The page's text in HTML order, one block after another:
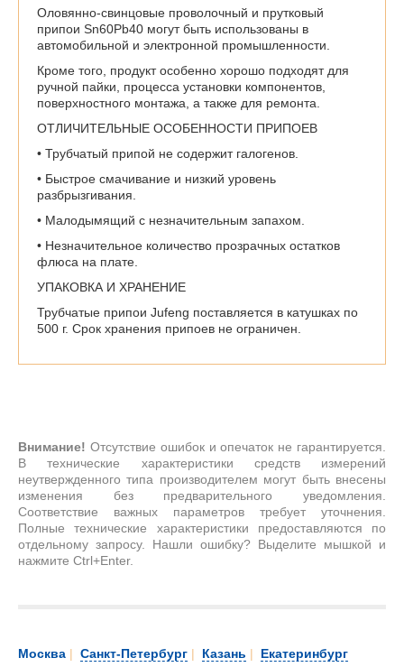
Оловянно-свинцовые проволочный и прутковый
припои Sn60Pb40 могут быть использованы в
автомобильной и электронной промышленности.
Кроме того, продукт особенно хорошо подходят для
ручной пайки, процесса установки компонентов,
поверхностного монтажа, а также для ремонта.
ОТЛИЧИТЕЛЬНЫЕ ОСОБЕННОСТИ ПРИПОЕВ
• Трубчатый припой не содержит галогенов.
• Быстрое смачивание и низкий уровень
разбрызгивания.
• Малодымящий с незначительным запахом.
• Незначительное количество прозрачных остатков
флюса на плате.
УПАКОВКА И ХРАНЕНИЕ
Трубчатые припои Jufeng поставляется в катушках по
500 г. Срок хранения припоев не ограничен.
Внимание! Отсутствие ошибок и опечаток не гарантируется.
В технические характеристики средств измерений
неутвержденного типа производителем могут быть внесены
изменения без предварительного уведомления.
Соответствие важных параметров требует уточнения.
Полные технические характеристики предоставляются по
отдельному запросу. Нашли ошибку? Выделите мышкой и
нажмите Ctrl+Enter.
Москва | Санкт-Петербург | Казань | Екатеринбург